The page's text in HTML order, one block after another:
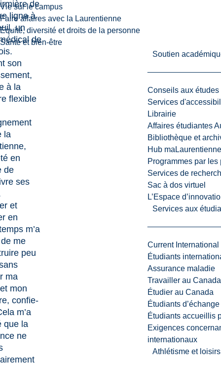
Vie sur le campus
Faire affaires avec la Laurentienne
Équité, diversité et droits de la personne
Santé et bien-être
Soutien
Conseils aux études
Services
Librairie
Affaires étudiantes
Bibliothèque et
Hub maLaurentienne
Programmes par les
Services de
Sac à dos virtuel
L’Espace
Services aux
Current International
Étudiants
Assurance maladie
Travailler au Canada
Étudier au Canada
Étudiants
Étudiants accueillis
Exigences
internationaux
Athlétisme et
de
ligne à
un
de
son
à la
flexible
la
en
de
ses
et
en
m’a
me
peu
ma
mon
confie-
m’a
que la
ne